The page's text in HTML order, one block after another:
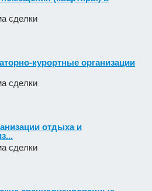
сделки
курортные организации
сделки
отдыха и
сделки